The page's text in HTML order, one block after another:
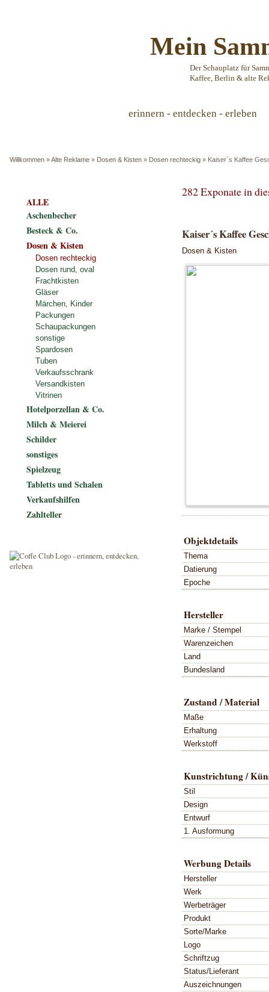
Mein
Der Schauplatz für
Kaffee, Berlin & alte
erinnern - entdecken - erleben
Willkommen »Alte Reklame » Dosen & Kisten » Dosen rechteckig » Kaiser´s Kaffee
282 Exponate in
Kaiser´s Kaffee
Dosen & Kisten
Objektdetails
Thema
Datierung
Epoche
Hersteller
Marke / Stempel
Warenzeichen
Land
Bundesland
Zustand / Material
Maße
Erhaltung
Werkstoff
Kunstrichtung /
Stil
Design
Entwurf
1. Ausformung
Werbung Details
Hersteller
Werk
Werbeträger
Produkt
Sorte/Marke
Logo
Schriftzug
Status/Lieferant
Auszeichnungen
ALLE
Aschenbecher
Besteck & Co.
Dosen & Kisten
Dosen rechteckig
Dosen rund, oval
Frachtkisten
Gläser
Märchen, Kinder
Packungen
Schaupackungen
sonstige
Spardosen
Tuben
Verkaufsschrank
Versandkisten
Vitrinen
Hotelporzellan & Co.
Milch & Meierei
Schilder
sonstiges
Spielzeug
Tabletts und Schalen
Verkaufshilfen
Zahlteller